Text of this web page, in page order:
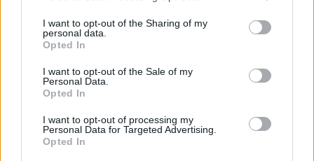
I want to opt-out of the Sharing of my
personal data.
Opted In
I want to opt-out of the Sale of my
Personal Data.
Opted In
I want to opt-out of processing my
Personal Data for Targeted Advertising.
Opted In
Sütibeállítások
Médiatér